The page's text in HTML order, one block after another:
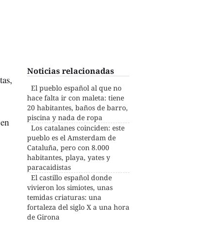
Noticias relacionadas
El pueblo español al que no
hace falta ir con maleta: tiene
20 habitantes, baños de barro,
piscina y nada de ropa
Los catalanes coinciden: este
pueblo es el Amsterdam de
Cataluña, pero con 8.000
habitantes, playa, yates y
paracaidistas
El castillo español donde
vivieron los simiotes, unas
temidas criaturas: una
fortaleza del siglo X a una hora
de Girona